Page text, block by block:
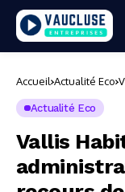
Accueil Actualité Eco
Actualité Eco
Vallis